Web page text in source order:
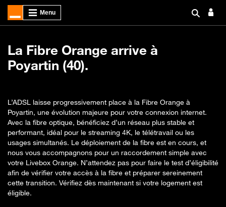
La Fibre Orange arrive à
Poyartin (40).
L’ADSL laisse progressivement place à la Fibre Orange à
Poyartin, une évolution majeure pour votre connexion internet.
Avec la fibre optique, bénéficiez d’un réseau plus stable et
performant, idéal pour le streaming 4K, le télétravail ou les
usages simultanés. Le déploiement de la fibre est en cours, et
nous vous accompagnons pour un raccordement simple avec
votre Livebox Orange. N’attendez pas pour faire le test d’éligibilité
afin de vérifier votre accès à la fibre et préparer sereinement
cette transition. Vérifiez dès maintenant si votre logement est
éligible.